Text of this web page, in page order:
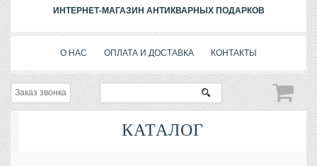
ИНТЕРНЕТ-МАГАЗИН АНТИКВАРНЫХ ПОДАРКОВ
О НАС ОПЛАТА И ДОСТАВКА КОНТАКТЫ
Заказ звонка
КАТАЛОГ